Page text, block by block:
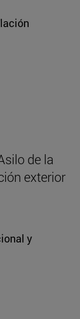
de la
exterior
y